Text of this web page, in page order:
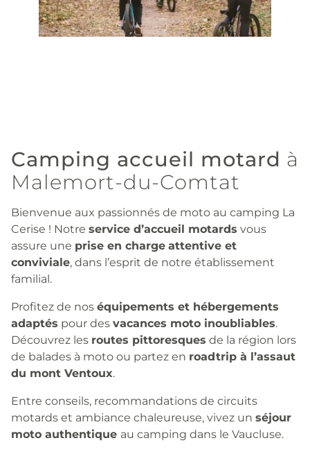
Camping accueil motard à
Malemort-du-Comtat
Bienvenue aux passionnés de moto au camping La
Cerise ! Notre service d’accueil motards vous
assure une prise en charge attentive et
conviviale, dans l’esprit de notre établissement
familial.
Profitez de nos équipements et hébergements
adaptés pour des vacances moto inoubliables.
Découvrez les routes pittoresques de la région lors
de balades à moto ou partez en roadtrip à l’assaut
du mont Ventoux.
Entre conseils, recommandations de circuits
motards et ambiance chaleureuse, vivez un séjour
moto authentique au camping dans le Vaucluse.